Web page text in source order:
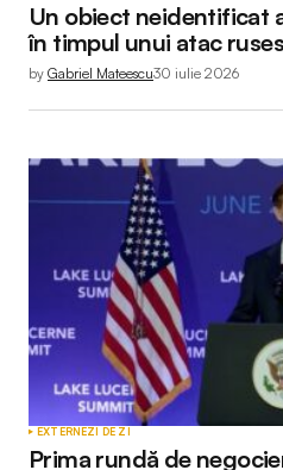
Un obiect neidentificat
în timpul unui atac
by Gabriel Mateescu30 iulie 2026
EXTERNEZI DE ZI
Prima rundă de